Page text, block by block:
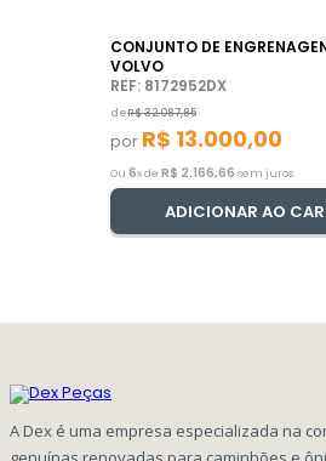
CONJUNTO DE
VOLVO
REF: 8172952DX
deR$32.087,85
por R$ 13.000,00
Ou 6x de R$ 2.166,66 sem juros
ADICIONAR AO
A Dex é uma empresa especializada na